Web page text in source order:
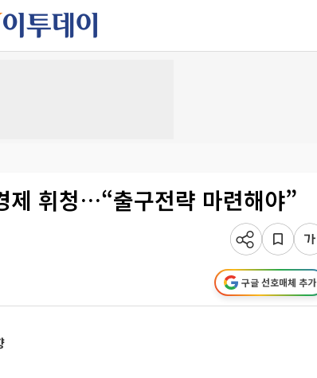
제 휘청…“출구전략 마련해야”
구글 선호매체 추가